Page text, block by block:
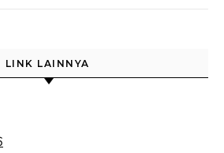
LINK LAINNYA